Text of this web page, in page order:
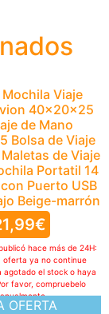
Mochila Viaje
40x20x25
de Mano
Bolsa de Viaje
de Viaje
Portatil 14
Puerto USB
Beige-marrón
€
OFERTA
hace más de 24H:
oferta ya no continue
agotado el stock o haya
favor, compruebelo